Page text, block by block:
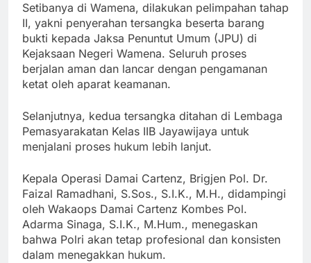
Setibanya di Wamena, dilakukan pelimpahan tahap
II, yakni penyerahan tersangka beserta barang
bukti kepada Jaksa Penuntut Umum (JPU) di
Kejaksaan Negeri Wamena. Seluruh proses
berjalan aman dan lancar dengan pengamanan
ketat oleh aparat keamanan.
Selanjutnya, kedua tersangka ditahan di Lembaga
Pemasyarakatan Kelas IIB Jayawijaya untuk
menjalani proses hukum lebih lanjut.
Kepala Operasi Damai Cartenz, Brigjen Pol. Dr.
Faizal Ramadhani, S.Sos., S.I.K., M.H., didampingi
oleh Wakaops Damai Cartenz Kombes Pol.
Adarma Sinaga, S.I.K., M.Hum., menegaskan
bahwa Polri akan tetap profesional dan konsisten
dalam menegakkan hukum.